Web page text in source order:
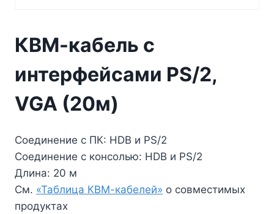
КВМ-кабель с
интерфейсами PS/2,
VGA (20м)
Соединение с ПК: HDB и PS/2
Соединение с консолью: HDB и PS/2
Длина: 20 м
См. «Таблица КВМ-кабелей» о совместимых
продуктах